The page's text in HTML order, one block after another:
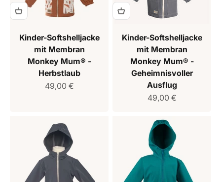
Kinder-Softshelljacke
mit Membran
Monkey Mum® -
Herbstlaub
Verkaufspreis
49,00 €
Kinder-Softshelljacke
mit Membran
Monkey Mum® -
Geheimnisvoller
Ausflug
Verkaufspreis
49,00 €